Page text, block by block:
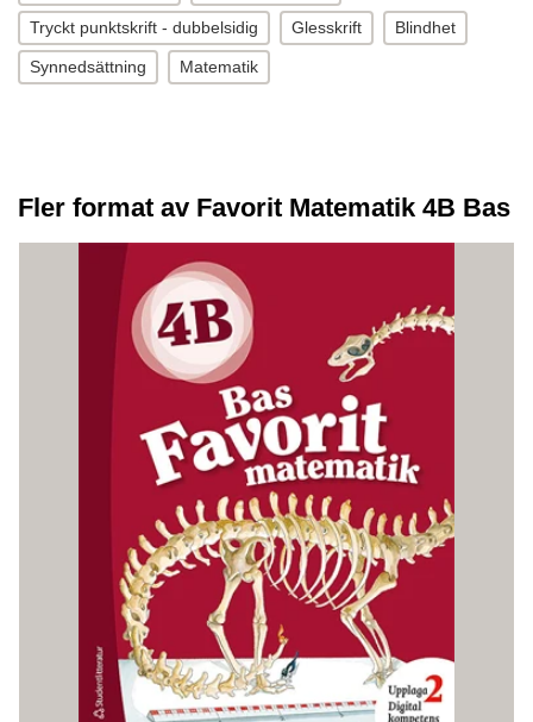
Tryckt punktskrift - dubbelsidig Glesskrift Blindhet
Synnedsättning Matematik
Fler format av Favorit Matematik 4B Bas